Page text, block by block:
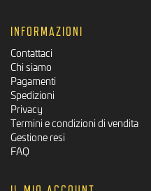
INFORMAZIONI
Contattaci
Chi siamo
Pagamenti
Spedizioni
Privacy
Termini e condizioni di vendita
Gestione resi
FAQ